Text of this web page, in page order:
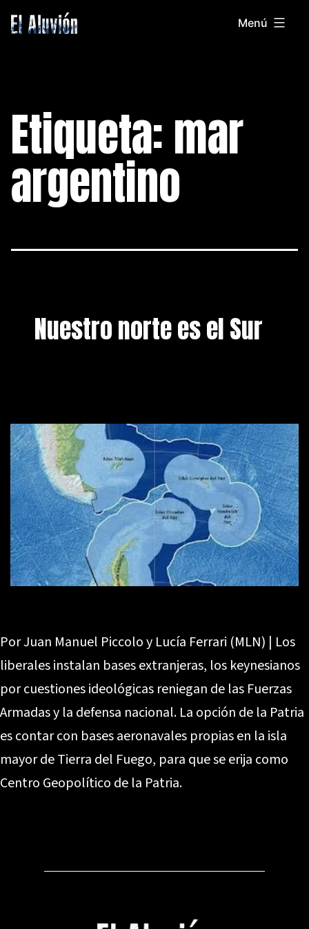
Saltar
El
Menú
Etiqueta:mar
argentino
Nuestro norte es el Sur
Por Juan Manuel Piccolo y Lucía Ferrari (MLN) | Los
liberales instalan bases extranjeras, los keynesianos
por cuestiones ideológicas reniegan de las Fuerzas
Armadas y la defensa nacional. La opción de la Patria
es contar con bases aeronavales propias en la isla
mayor de Tierra del Fuego, para que se erija como
Centro Geopolítico de la Patria.